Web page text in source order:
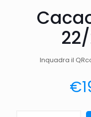
Inquadra il
€